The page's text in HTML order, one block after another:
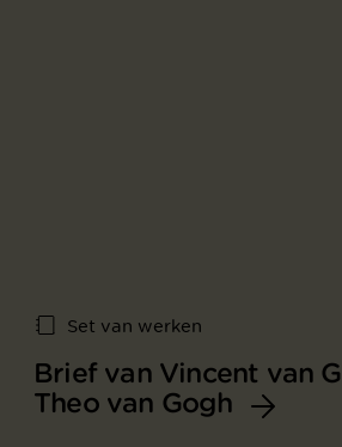
Set van werken
Brief van Vincent van
Theo van Gogh